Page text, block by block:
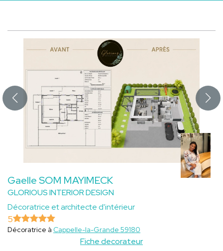
Gaelle SOM MAYIMECK
GLORIOUS INTERIOR DESIGN
Décoratrice et architecte d'intérieur
Fiche decorateur
5
Décoratrice à Cappelle-la-Grande 59180